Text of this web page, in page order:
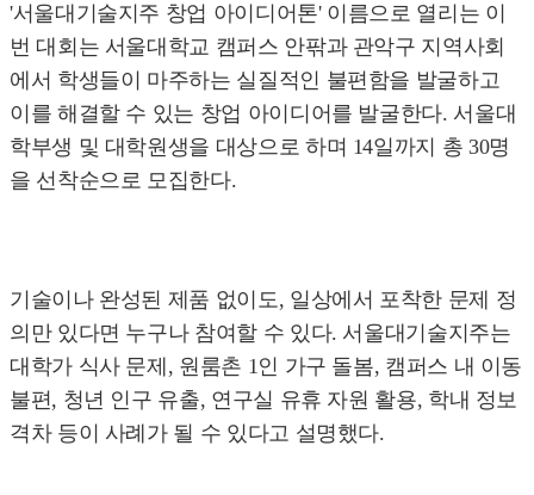
'서울대기술지주 창업 아이디어톤' 이름으로 열리는 이
번 대회는 서울대학교 캠퍼스 안팎과 관악구 지역사회
에서 학생들이 마주하는 실질적인 불편함을 발굴하고
이를 해결할 수 있는 창업 아이디어를 발굴한다. 서울대
학부생 및 대학원생을 대상으로 하며 14일까지 총 30명
을 선착순으로 모집한다.
기술이나 완성된 제품 없이도, 일상에서 포착한 문제 정
의만 있다면 누구나 참여할 수 있다. 서울대기술지주는
대학가 식사 문제, 원룸촌 1인 가구 돌봄, 캠퍼스 내 이동
불편, 청년 인구 유출, 연구실 유휴 자원 활용, 학내 정보
격차 등이 사례가 될 수 있다고 설명했다.